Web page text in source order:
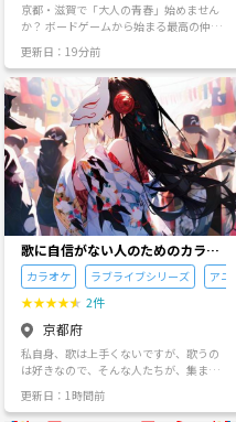
京都・滋賀で「大人の青春」始めません
か？ ボードゲームから始まる最高の仲間
づくり！ 「毎日同じことの繰り返しで、
なんか物足りない…」「京都や滋賀に来
たけど、気軽に遊べる友達がいないんだ
よね…」 そんな風に感じているあなた！
私達と一緒に、忘れかけていた「楽し
い！」や「ワクワク」を再発見しません
か？ このイベントは、「ボードゲームを
通じて、気軽に遊べる最高の友達を作り
たい！」という熱い思いから生まれまし
た。堅苦しいルールは一切なし！ まるで
昔からの親友みたいに、フランクで気兼
ねなく楽しめるのが、この場所の最大の
魅力です。 こんな方は大歓迎！ ひとつで
も当てはまったら、もう参加するしかな
い！ * 新しい友達、最高の仲間と出会い
たい！ * 「こんなことやりたい！」とい
うアイデアがいっぱいある方 * 学生の頃
みたいに、夢中で楽しめる「青春」をも
う一度味わいたい！ * 毎日の生活に、刺
激と楽しみが欲しい！ * 京都や滋賀に出
てきたばかりで、まだ友達がいない方 *
イベントを全力で楽しんで、一緒に盛り
上げてくれる方 * サークル活動を一緒に
更新日：19分前
歌に自信がない人のためのカラオ
ケ同好会(アニメ漫画メイン)
カラオケ ラブライブシリーズ アニメ
★★★★★ 2件
京都府
私自身、歌は上手くないですが、歌うの
は好きなので、そんな人たちが、集まれ
るサークルを作りました。 平日17時以降
か 土日に日程合わせて、四条河原町駅周
更新日：1時間前